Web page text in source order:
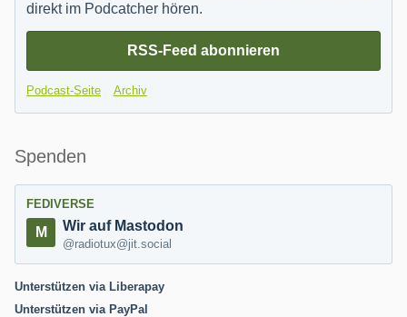
direkt im Podcatcher hören.
RSS-Feed abonnieren
Podcast-Seite Archiv
Spenden
FEDIVERSE
Wir auf Mastodon
@radiotux@jit.social
Unterstützen via Liberapay
Unterstützen via PayPal